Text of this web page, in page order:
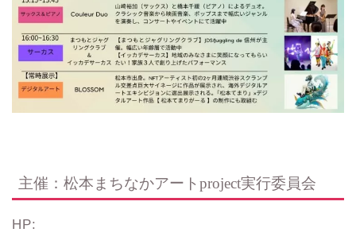
主催：松本まちなかアートproject実行委員会
HP: